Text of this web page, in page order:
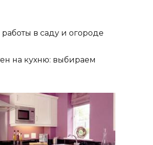
в саду и огороде
на кухню: выбираем